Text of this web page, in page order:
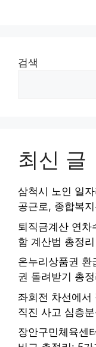
검색
최신 글
삼척시 노인 일
공근로, 종합복
퇴직금계산 연차
함 계산법 총정리
온누리상품권
권 돌려받기 총
좌회전 차선에서
직진 사고 심층
장안구민체육센